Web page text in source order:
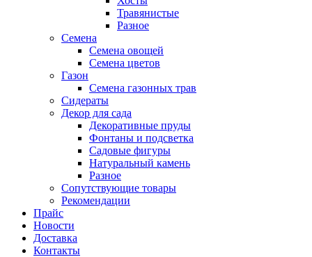
Травянистые
Разное
Семена
Семена овощей
Семена цветов
Газон
Семена газонных трав
Сидераты
Декор для сада
Декоративные пруды
Фонтаны и подсветка
Садовые фигуры
Натуральный камень
Разное
Сопутствующие товары
Рекомендации
Прайс
Новости
Доставка
Контакты